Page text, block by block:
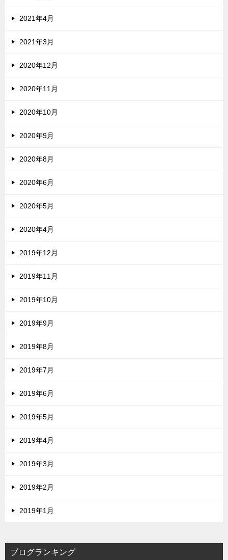
2021年4月
2021年3月
2020年12月
2020年11月
2020年10月
2020年9月
2020年8月
2020年6月
2020年5月
2020年4月
2019年12月
2019年11月
2019年10月
2019年9月
2019年8月
2019年7月
2019年6月
2019年5月
2019年4月
2019年3月
2019年2月
2019年1月
ブログランキング